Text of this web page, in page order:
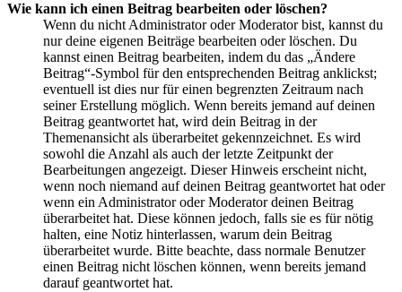
Wie kann ich einen Beitrag bearbeiten oder löschen?
Wenn du nicht Administrator oder Moderator bist, kannst du
nur deine eigenen Beiträge bearbeiten oder löschen. Du
kannst einen Beitrag bearbeiten, indem du das „Ändere
Beitrag“-Symbol für den entsprechenden Beitrag anklickst;
eventuell ist dies nur für einen begrenzten Zeitraum nach
seiner Erstellung möglich. Wenn bereits jemand auf deinen
Beitrag geantwortet hat, wird dein Beitrag in der
Themenansicht als überarbeitet gekennzeichnet. Es wird
sowohl die Anzahl als auch der letzte Zeitpunkt der
Bearbeitungen angezeigt. Dieser Hinweis erscheint nicht,
wenn noch niemand auf deinen Beitrag geantwortet hat oder
wenn ein Administrator oder Moderator deinen Beitrag
überarbeitet hat. Diese können jedoch, falls sie es für nötig
halten, eine Notiz hinterlassen, warum dein Beitrag
überarbeitet wurde. Bitte beachte, dass normale Benutzer
einen Beitrag nicht löschen können, wenn bereits jemand
darauf geantwortet hat.